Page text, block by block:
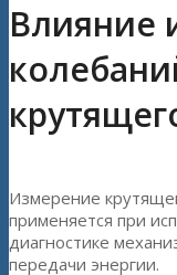
Влияние
Измерение
применяется при
диагностике
передачи энергии.